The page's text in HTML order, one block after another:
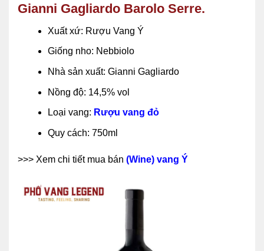
Gianni Gagliardo Barolo Serre.
Xuất xứ: Rượu Vang Ý
Giống nho: Nebbiolo
Nhà sản xuất: Gianni Gagliardo
Nồng độ: 14,5% vol
Loại vang: Rượu vang đỏ
Quy cách: 750ml
>>> Xem chi tiết mua bán (Wine) vang Ý